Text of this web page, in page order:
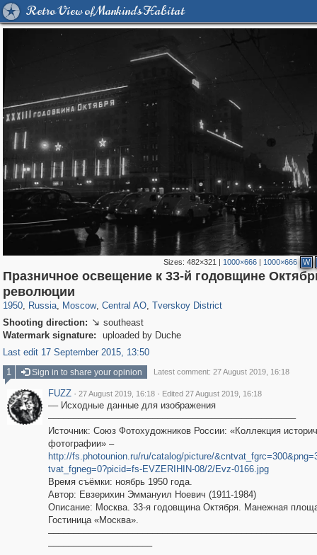
Retro View of Mankind's Habitat
Sizes: 482×321 | 1000×666| 1000×666 W
Празничное освещение к 33-й годовщине
революции
1950, Russia
1,407,210
, Moscow
319,878 8,286
, Central AO
160,021
, Tverskoy District
Shooting direction:  southeast
Watermark signature:
uploaded by Duche
Last edit 17 September 2015, 13:50
1
Sign in to share your opinion Latest comment: 27 August 2019, 16:18
FUZZ · 27 August 2019, 16:18 · Edited 27 August 2019, 16:18
–– Исходные данные для изображения
––––––––––––––––––––––––––––––––––––––––––––––––––
Источник: Союз Фотохудожников России: «Коллекция
фотографии» –
http://fs.photounion.ru/ru/catalog/picture/
tvat_fgneg=0?picid=fs-EVZERIHIN-08/2/Evz-0166.jpg
Время съёмки: ноябрь 1950 года.
Автор: Евзерихин Эммануил Ноевич (1911-1984)
Описание: Москва. 33-я годовщина Октября. Манежная
Гостиница «Москва».
–––––––––––––––––––––